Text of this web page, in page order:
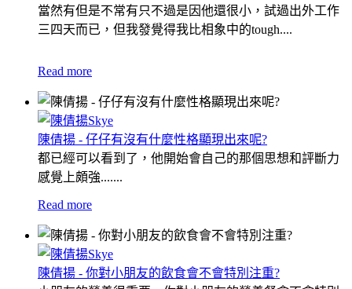
當然有但是不常有只不過是因他還很小，試過出外工作
三四天而已，但我發覺得我比相象中的tough....
Read more
陳倩揚 - 仔仔有沒有什麼性格顯現出來呢?
都已經可以看到了，他開始會自己的那個思想和評斷力
感覺上頗強.......
Read more
陳倩揚 - 你對小朋友的飲食會不會特別注重?